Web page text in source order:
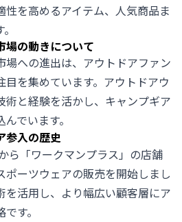
性を高めるアイテム、人気商品ま
場の動きについて
場への進出は、アウトドアファン
を集めています。アウトドアウ
術と経験を活かし、キャンプギア
でいます。
参入の歴史
ら「ワークマンプラス」の店舗
ポーツウェアの販売を開始しまし
を活用し、より幅広い顧客層にア
す。